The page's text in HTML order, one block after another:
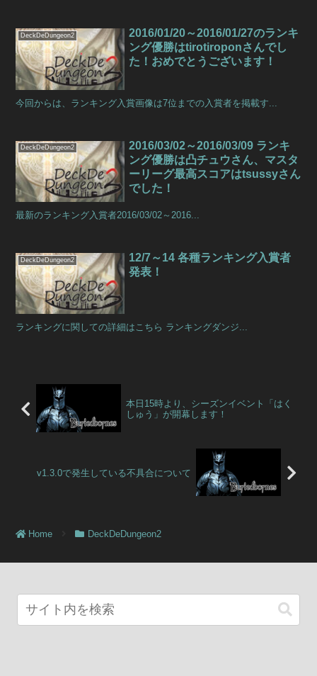
DeckDeDungeon2
2016/01/20～2016/01/27のランキ
ング優勝はtirotiroponさんでし
た！おめでとうございます！
今回からは、ランキング入賞画像は7位までの入賞者を掲載す...
DeckDeDungeon2
2016/03/02～2016/03/09 ランキ
ング優勝は凸チュウさん、マスタ
ーリーグ最高スコアはtsussyさん
でした！
最新のランキング入賞者2016/03/02～2016...
DeckDeDungeon2
12/7～14 各種ランキング入賞者
発表！
ランキングに関しての詳細はこちら ランキングダンジ...
本日15時より、シーズンイベント「はく
しゅう」が開幕します！
v1.3.0で発生している不具合について
Home DeckDeDungeon2